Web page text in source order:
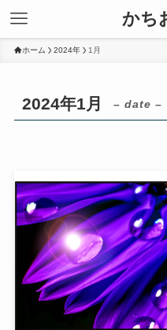
かち
ホーム 2024年 1月
2024年1月 – date –